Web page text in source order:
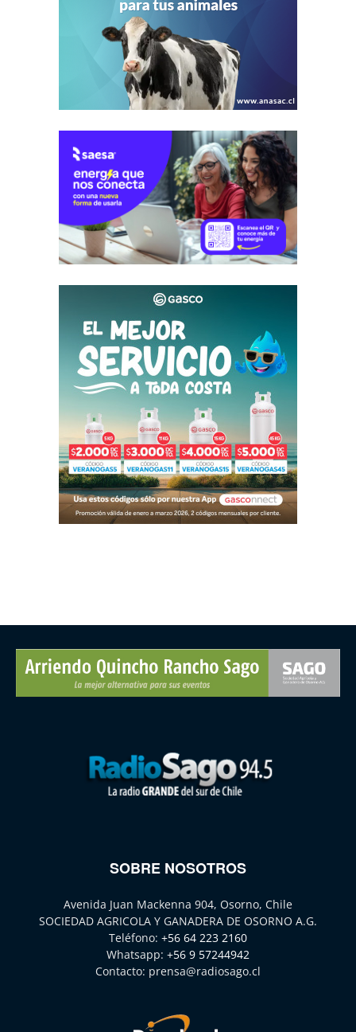
SOBRE NOSOTROS
Avenida Juan Mackenna 904, Osorno, Chile
SOCIEDAD AGRICOLA Y GANADERA DE OSORNO A.G.
Teléfono: +56 64 223 2160
Whatsapp: +56 9 57244942
Contacto: prensa@radiosago.cl